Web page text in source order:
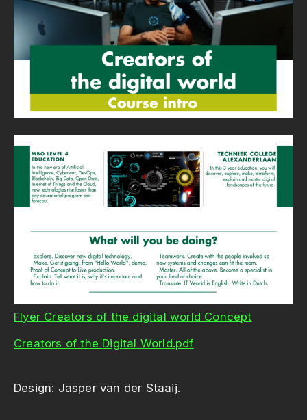
Flyer Creators of the digital world Concept
Creators of the Digital World.pdf
Design: Jasper van der Staaij.